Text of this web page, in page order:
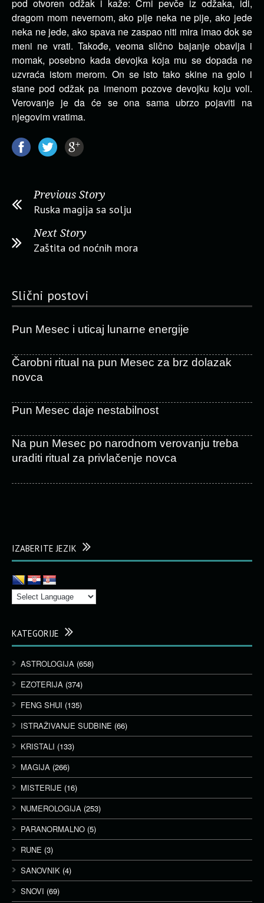
pod otvoren odžak i kaže: Crni pevče iz odžaka, idi,
dragom mom nevernom, ako pije neka ne pije, ako jede
neka ne jede, ako spava ne zaspao niti mira imao dok se
meni ne vrati. Takođe, veoma slično bajanje obavlja i
momak, posebno kada devojka koja mu se dopada ne
uzvraća istom merom. On se isto tako skine na golo i
stane pod odžak pa imenom pozove devojku koju voli.
Verovanje je da će se ona sama ubrzo pojaviti na
njegovim vratima.
Previous Story
Ruska magija sa solju
Next Story
Zaštita od noćnih mora
Slični postovi
Pun Mesec i uticaj lunarne energije
Čarobni ritual na pun Mesec za brz dolazak
novca
Pun Mesec daje nestabilnost
Na pun Mesec po narodnom verovanju treba
uraditi ritual za privlačenje novca
IZABERITE JEZIK
KATEGORIJE
ASTROLOGIJA (658)
EZOTERIJA (374)
FENG SHUI (135)
ISTRAŽIVANJE SUDBINE (66)
KRISTALI (133)
MAGIJA (266)
MISTERIJE (16)
NUMEROLOGIJA (253)
PARANORMALNO (5)
RUNE (3)
SANOVNIK (4)
SNOVI (69)